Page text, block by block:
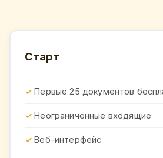
Старт
Первые 25 документов
Неограниченные входящие
Веб-интерфейс